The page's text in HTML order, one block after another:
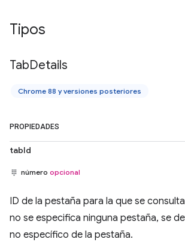
Tipos
TabDetails
Chrome 88 y versiones posteriores
PROPIEDADES
tabId
número opcional
ID de la pestaña para la que se
no se especifica ninguna pestaña, se
no específico de la pestaña.